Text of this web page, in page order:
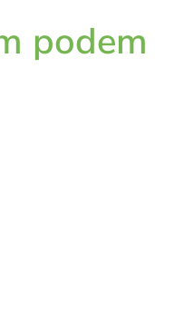
podem